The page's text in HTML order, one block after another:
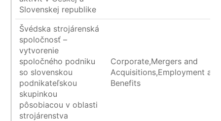
Slovenskej republike
Švédska strojárenská
spoločnosť –
vytvorenie
spoločného podniku
so slovenskou
podnikateľskou
skupinkou
pôsobiacou v oblasti
strojárenstva
Corporate,Mergers and
Acquisitions,Employment and
Benefits